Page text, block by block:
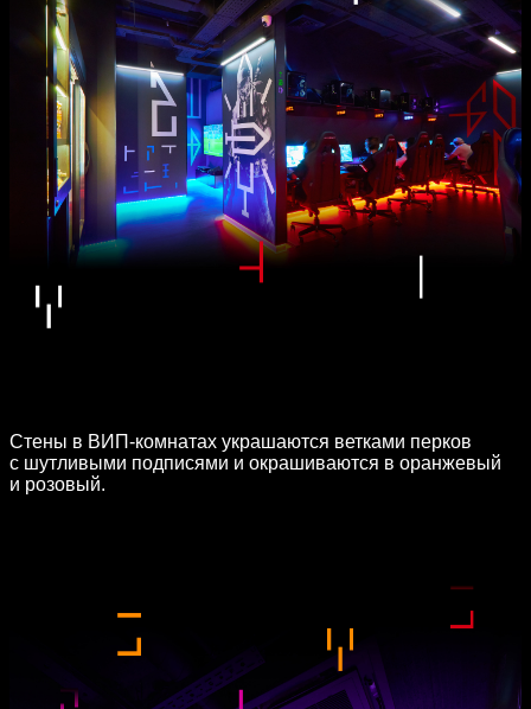
Стены в ВИП-комнатах украшаются ветками перков
с шутливыми подписями и окрашиваются в оранжевый
и розовый.